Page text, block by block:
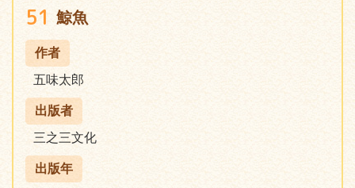
51 鯨魚
作者
五味太郎
出版者
三之三文化
出版年